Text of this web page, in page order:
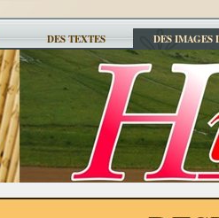
DES TEXTES DES IMAGES